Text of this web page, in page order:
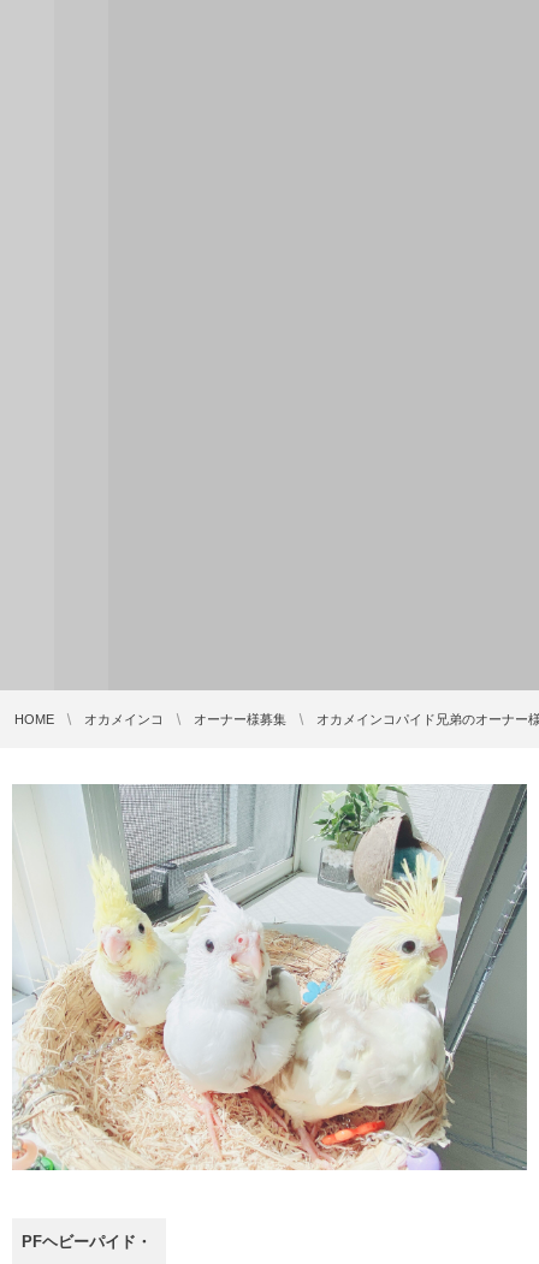
HOME オカメインコ オーナー様募集 オカメインコパイド兄弟のオーナー
PFヘビーパイド・